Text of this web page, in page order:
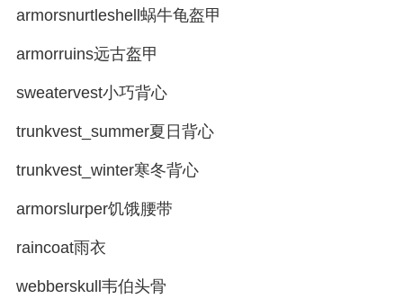
armorsnurtleshell蜗牛龟盔甲
armorruins远古盔甲
sweatervest小巧背心
trunkvest_summer夏日背心
trunkvest_winter寒冬背心
armorslurper饥饿腰带
raincoat雨衣
webberskull韦伯头骨